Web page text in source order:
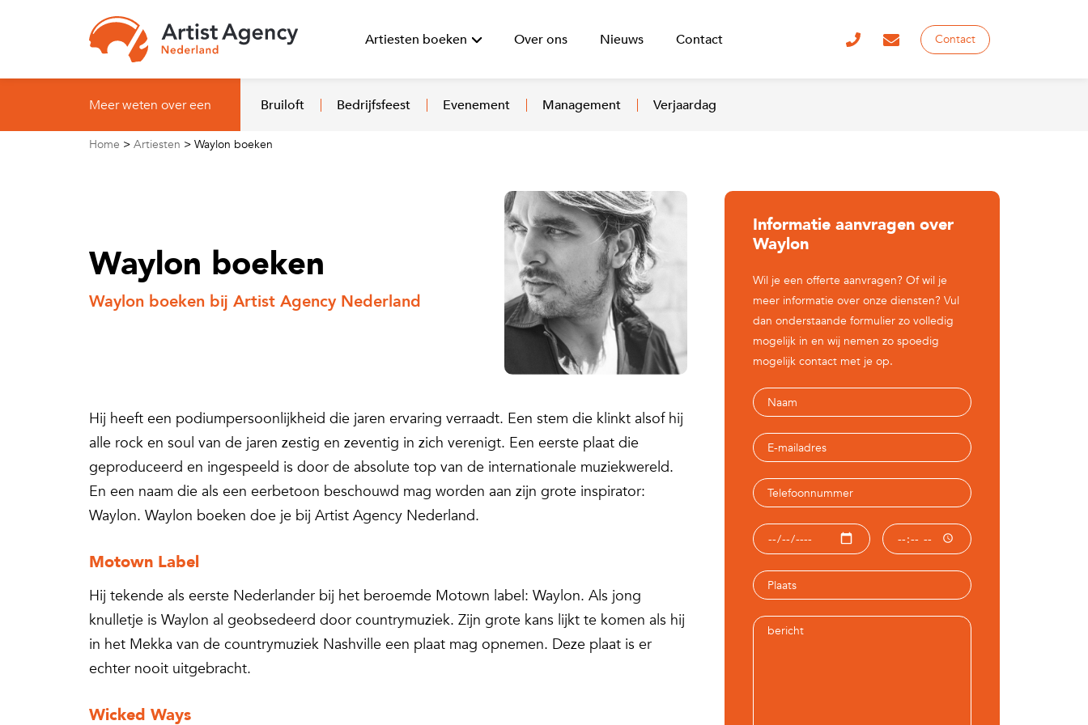
Naar hoofdinhoud
Artiesten boeken Over ons Nieuws Contact Contact
Meer weten over een Bruiloft Bedrijfsfeest Evenement Management Verjaardag
Home > Artiesten > Waylon boeken
Waylon boeken
Waylon boeken bij Artist Agency Nederland
Hij heeft een podiumpersoonlijkheid die jaren ervaring verraadt. Een stem die klinkt alsof hij
alle rock en soul van de jaren zestig en zeventig in zich verenigt. Een eerste plaat die
geproduceerd en ingespeeld is door de absolute top van de internationale muziekwereld.
En een naam die als een eerbetoon beschouwd mag worden aan zijn grote inspirator:
Waylon. Waylon boeken doe je bij Artist Agency Nederland.
Motown Label
Hij tekende als eerste Nederlander bij het beroemde Motown label: Waylon. Als jong
knulletje is Waylon al geobsedeerd door countrymuziek. Zijn grote kans lijkt te komen als hij
in het Mekka van de countrymuziek Nashville een plaat mag opnemen. Deze plaat is er
echter nooit uitgebracht.
Wicked Ways
Informatie aanvragen over
Waylon
Wil je een offerte aanvragen? Of wil je
meer informatie over onze diensten? Vul
dan onderstaande formulier zo volledig
mogelijk in en wij nemen zo spoedig
mogelijk contact met je op.